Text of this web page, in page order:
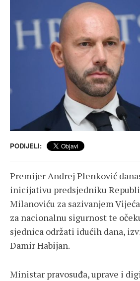
PODIJELI:
Premijer Andrej Plenković
inicijativu predsjedniku
Milanoviću za sazivanjem
za nacionalnu sigurnost te
sjednica održati idućih dana,
Damir Habijan.
Ministar pravosuđa, uprave i